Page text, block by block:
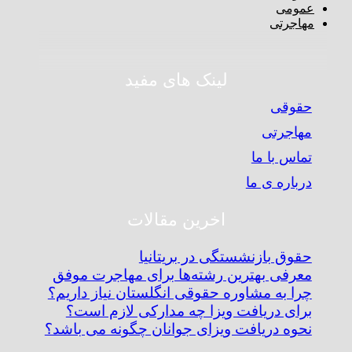
عمومی
مهاجرتی
لینک های مفید
حقوقی
مهاجرتی
تماس با ما
درباره ی ما
اخرین مقالات
حقوق بازنشستگی در بریتانیا
معرفی بهترین رشته‌ها برای مهاجرت موفق
چرا به مشاوره حقوقی انگلستان نیاز داریم؟
برای دریافت ویزا چه مدارکی لازم است؟
نحوه دریافت ویزای جوانان چگونه می باشد؟